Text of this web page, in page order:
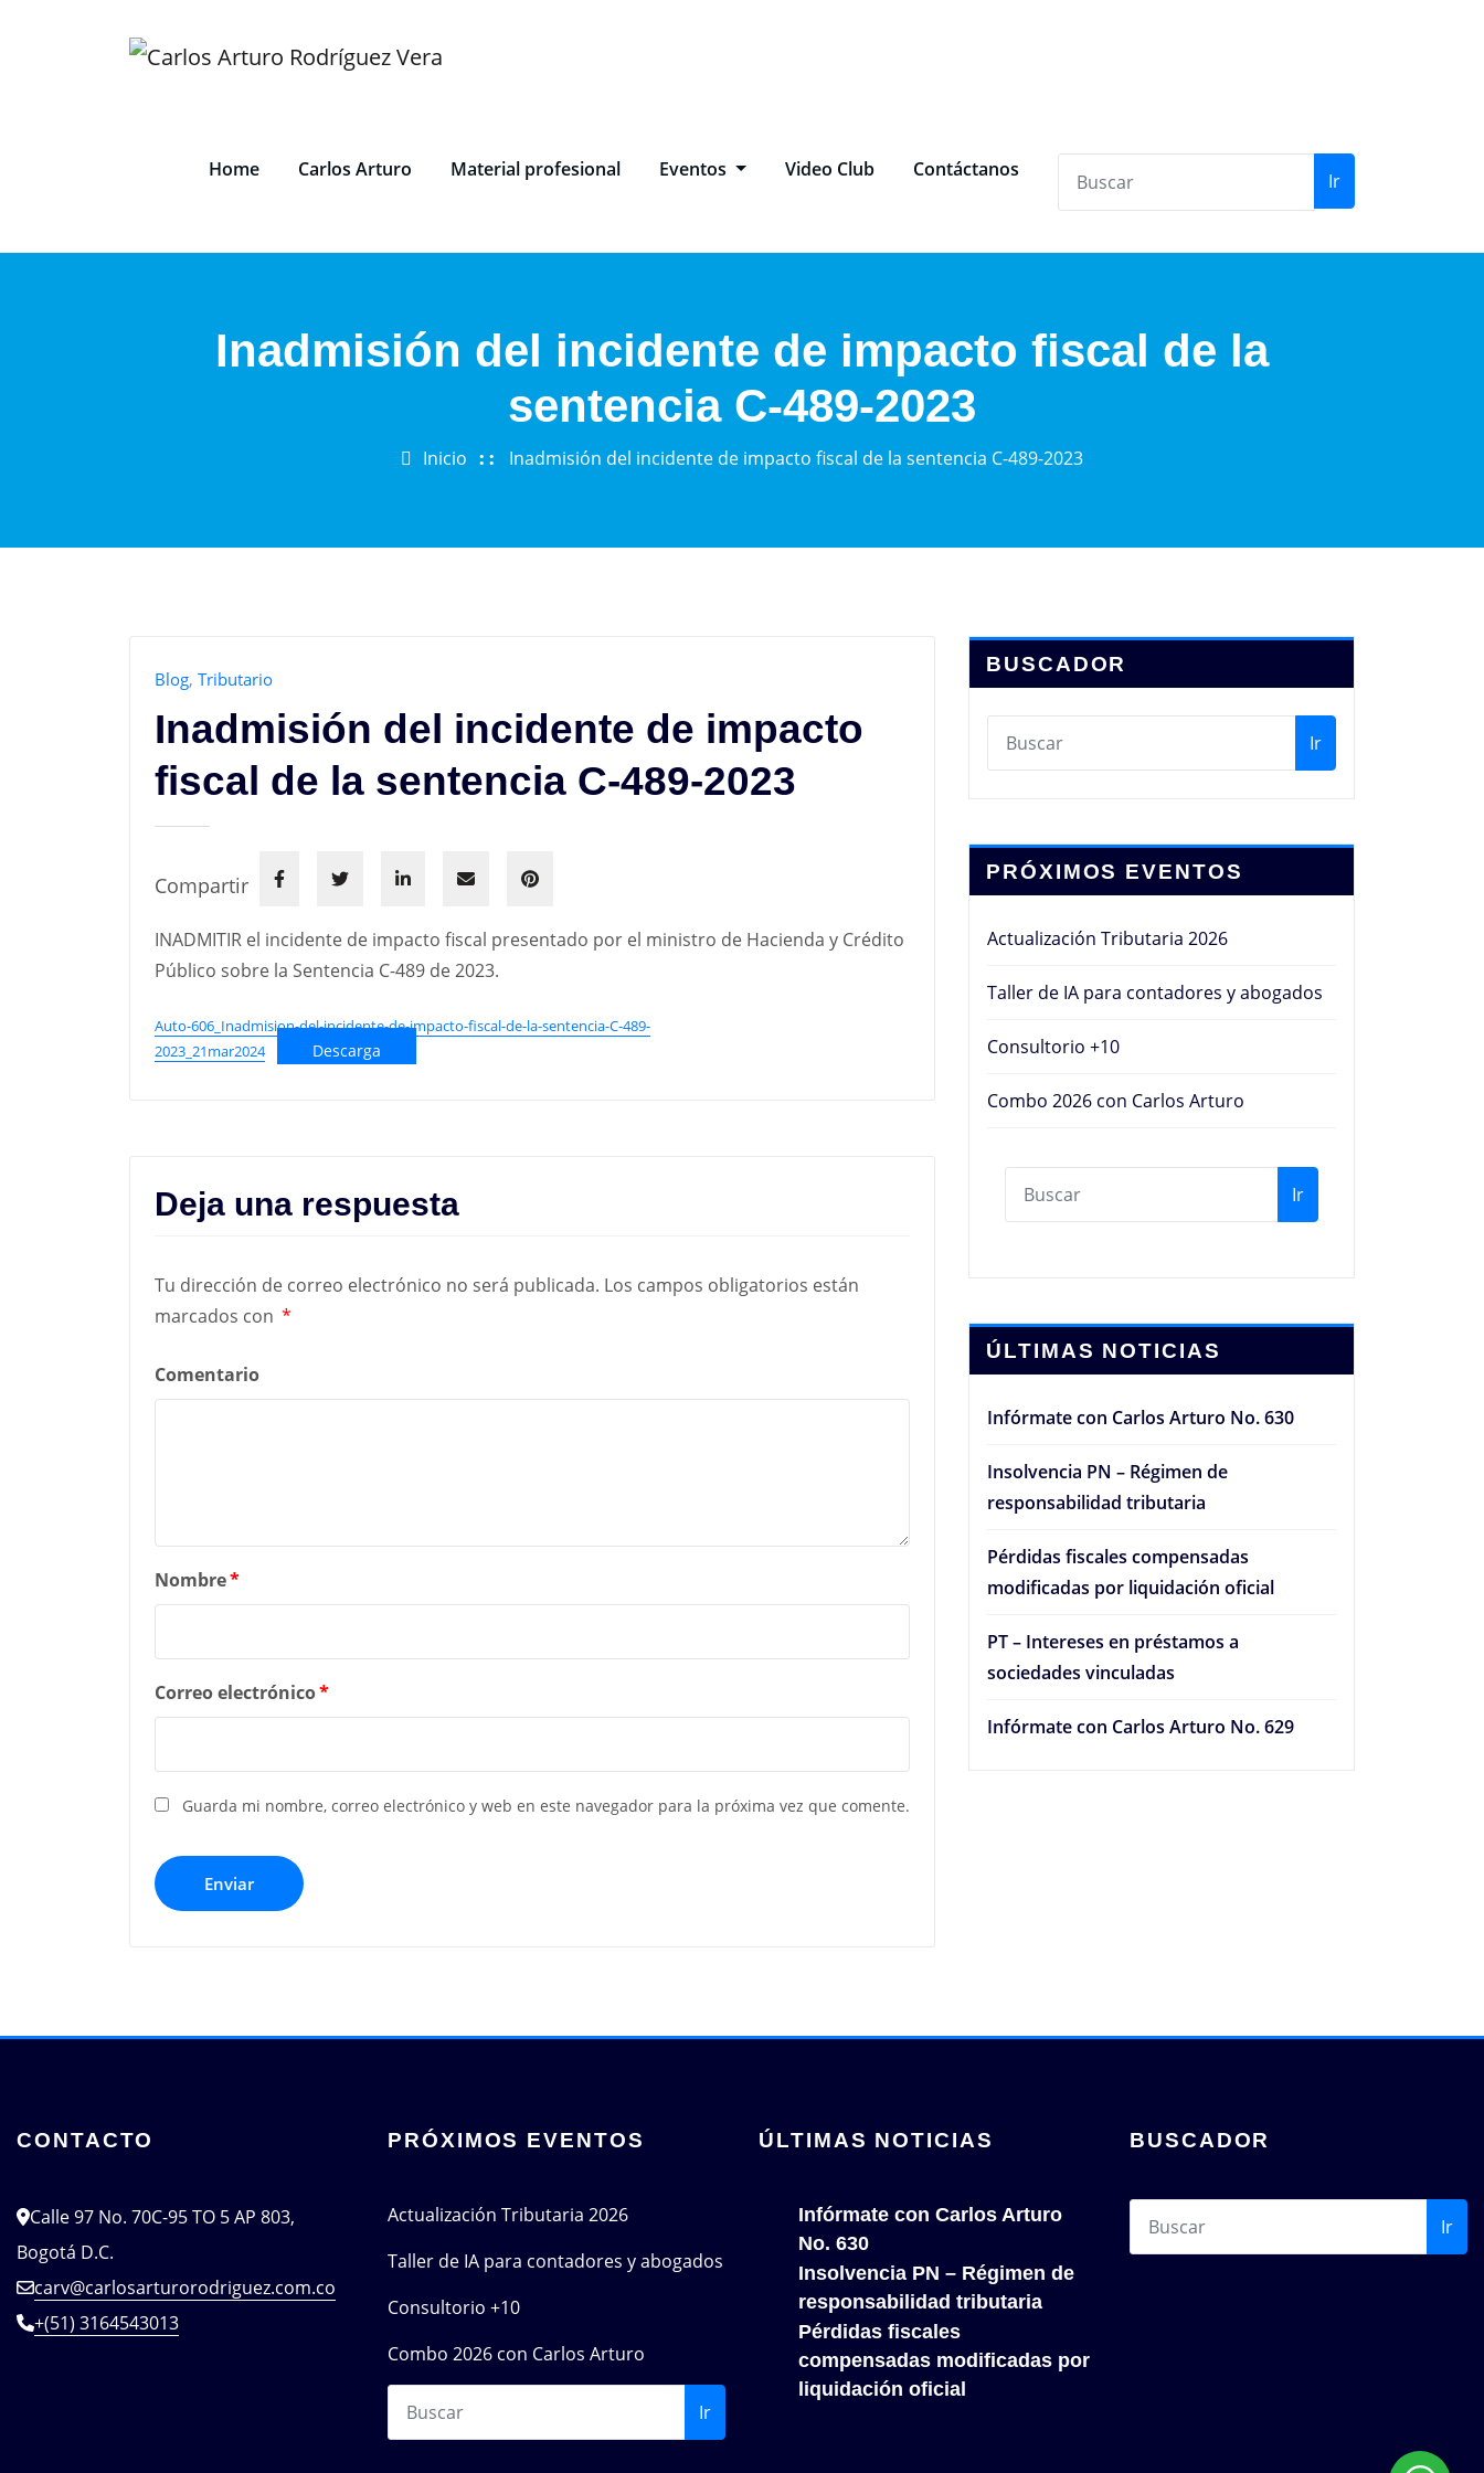
Home Carlos Arturo Material profesional Eventos Video Club Contáctanos Ir
Inadmisión del incidente de impacto fiscal de la
sentencia C-489-2023
Inicio Inadmisión del incidente de impacto fiscal de la sentencia C-489-2023
Blog, Tributario
Inadmisión del incidente de impacto
fiscal de la sentencia C-489-2023
Compartir
INADMITIR el incidente de impacto fiscal presentado por el ministro de Hacienda y Crédito
Público sobre la Sentencia C-489 de 2023.
Auto-606_Inadmision-del-incidente-de-impacto-fiscal-de-la-sentencia-C-489-
2023_21mar2024
Descarga
Deja una respuesta
Tu dirección de correo electrónico no será publicada. Los campos obligatorios están
marcados con *
Comentario
Nombre*
Correo electrónico*
Guarda mi nombre, correo electrónico y web en este navegador para la próxima vez que comente.
BUSCADOR
Ir
PRÓXIMOS EVENTOS
Actualización Tributaria 2026
Taller de IA para contadores y abogados
Consultorio +10
Combo 2026 con Carlos Arturo
Ir
ÚLTIMAS NOTICIAS
Infórmate con Carlos Arturo No. 630
Insolvencia PN – Régimen de
responsabilidad tributaria
Pérdidas fiscales compensadas
modificadas por liquidación oficial
PT – Intereses en préstamos a
sociedades vinculadas
Infórmate con Carlos Arturo No. 629
CONTACTO
Calle 97 No. 70C-95 TO 5 AP 803,
Bogotá D.C.
carv@carlosarturorodriguez.com.co
+(51) 3164543013
PRÓXIMOS EVENTOS
Actualización Tributaria 2026
Taller de IA para contadores y abogados
Consultorio +10
Combo 2026 con Carlos Arturo
Ir
ÚLTIMAS NOTICIAS
Infórmate con Carlos Arturo
No. 630
Insolvencia PN – Régimen de
responsabilidad tributaria
Pérdidas fiscales
compensadas modificadas por
liquidación oficial
BUSCADOR
Ir